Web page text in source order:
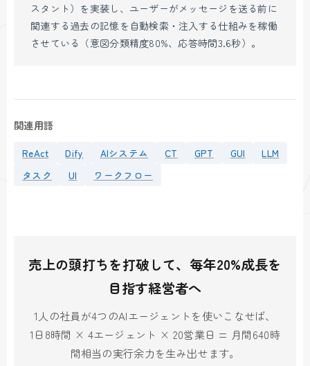
スタント）を実装し、ユーザーがメッセージを送る前に
関連する過去の記憶を自動検索・注入する仕組みを稼働
させている（意図分類精度80%、応答時間3.6秒）。
関連用語
ReAct Dify AIシステム CT GPT GUI
LLM
タスク
UI ワークフロー
売上の頭打ちを打破して、毎年20%成長を
目指す経営者へ
1人の社員が4つのAIエージェントを使いこなせば、
1日8時間 × 4エージェント × 20営業日 = 月間640時
間相当の実行余力を生み出せます。